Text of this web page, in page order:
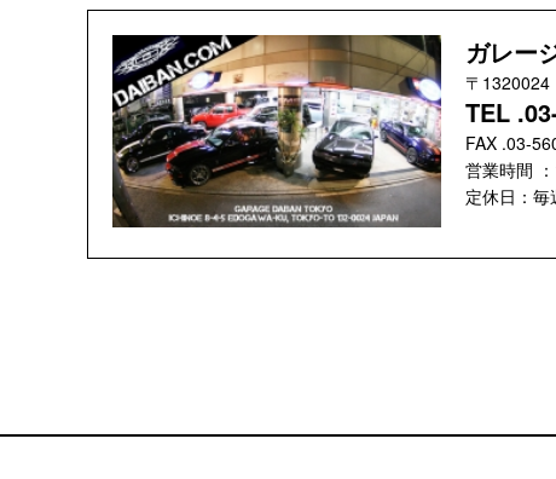
ガレー
〒
TEL
FAX .03-
営業時間
定休日：